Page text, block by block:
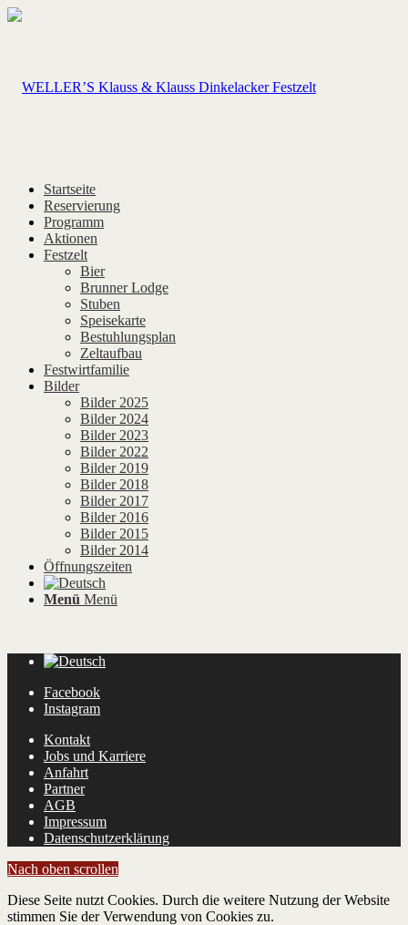
Startseite
Reservierung
Programm
Aktionen
Festzelt
Bier
Brunner Lodge
Stuben
Speisekarte
Bestuhlungsplan
Zeltaufbau
Festwirtfamilie
Bilder
Bilder 2025
Bilder 2024
Bilder 2023
Bilder 2022
Bilder 2019
Bilder 2018
Bilder 2017
Bilder 2016
Bilder 2015
Bilder 2014
Öffnungszeiten
Menü Menü
Facebook
Instagram
Kontakt
Jobs und Karriere
Anfahrt
Partner
AGB
Impressum
Datenschutzerklärung
Nach oben scrollen
Diese Seite nutzt Cookies. Durch die weitere Nutzung der Website
stimmen Sie der Verwendung von Cookies zu.